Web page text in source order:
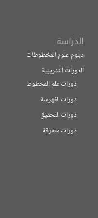
الدراسة
دبلوم علوم المخطوطات
الدورات التدريبية
دورات علم المخطوط
دورات الفهرسة
دورات التحقيق
دورات متفرقة